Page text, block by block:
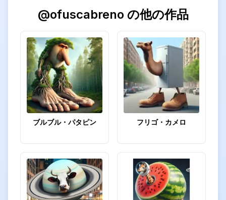
@ofuscabreno の他の作品
ブルブル・パタピン フリゴ・カメロ